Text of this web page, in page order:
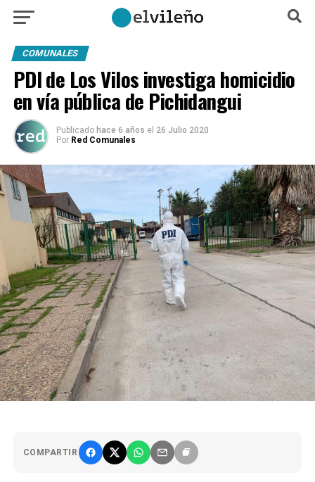
COMUNALES
PDI de Los Vilos investiga homicidio
en vía pública de Pichidangui
Publicado hace 6 años el 26 Julio 2020
Por Red Comunales
COMPARTIR